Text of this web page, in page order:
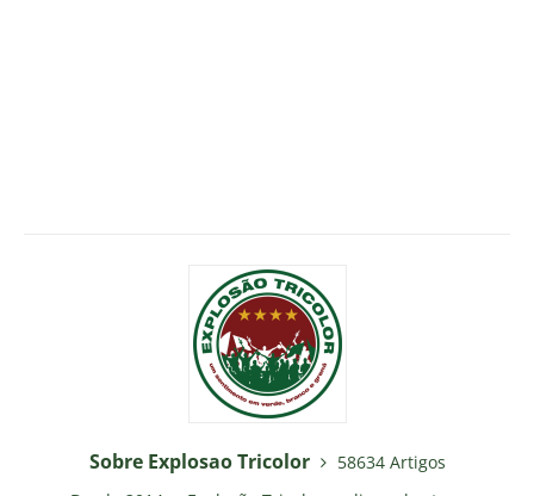
Sobre Explosao Tricolor
58634 Artigos